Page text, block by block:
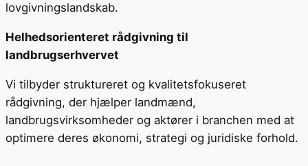
lovgivningslandskab.
Helhedsorienteret rådgivning til
landbrugserhvervet
Vi tilbyder struktureret og kvalitetsfokuseret
rådgivning, der hjælper landmænd,
landbrugsvirksomheder og aktører i branchen med at
optimere deres økonomi, strategi og juridiske forhold.